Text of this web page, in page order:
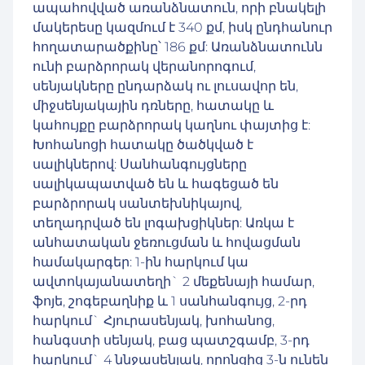
ապահովված առանձնատուն, որի բնակելի
մակերեսը կազմում է 340 քմ, իսկ ընդհանուր
հողատարածքինը՝ 186 քմ: Առանձնատունն
ունի բարձրորակ վերանորոգում,
սենյակները ընդարձակ ու լուսավոր են,
միջսենյակային դռները, հատակը և
կահույքը բարձրորակ կաղնու փայտից է:
Խոհանոցի հատակը ծածկված է
սալիկներով: Սանհանգույցները
սալիկապատված են և հագեցած են
բարձրորակ սանտեխնիկայով,
տեղադրված են լոգախցիկներ: Առկա է
անհատական ջեռուցման և հովացման
համակարգեր: 1-ին հարկում կա
ավտոկայանատեղի` 2 մեքենայի համար,
ֆոյե, շոգեբաղնիք և 1 սանհանգույց, 2-րդ
հարկում` Հյուրասենյակ, խոհանոց,
հանգստի սենյակ, բաց պատշգամբ, 3-րդ
հարկում` 4 ննջասենյակ, որոնցից 3-ն ունեն